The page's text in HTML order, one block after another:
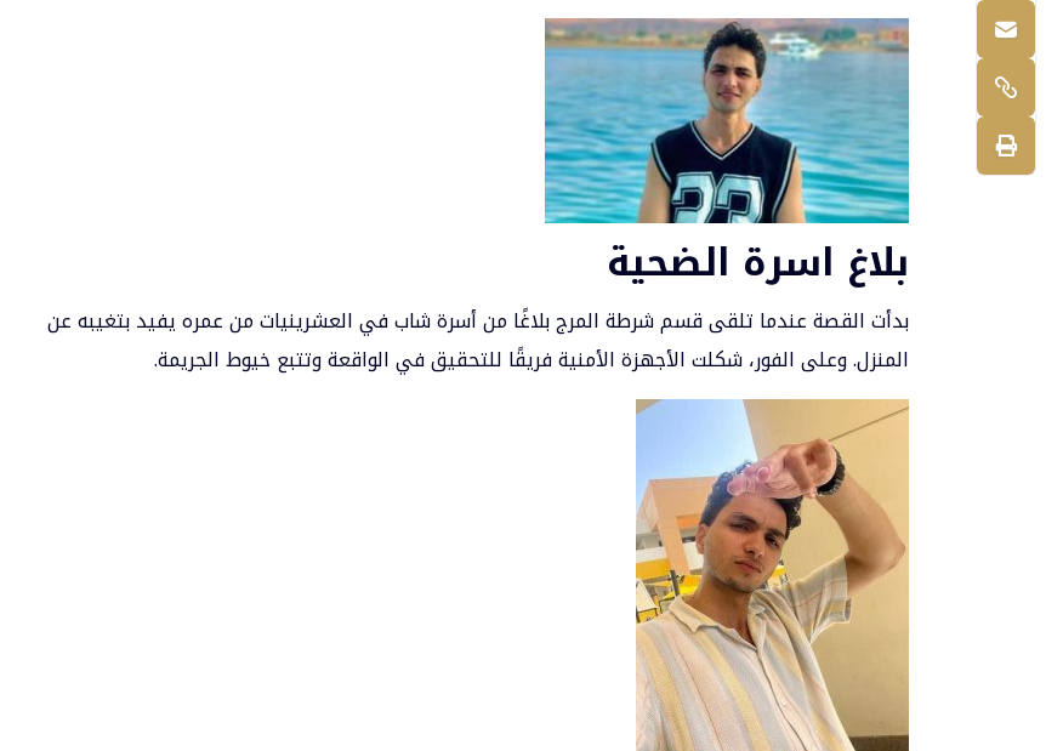
بلاغ اسرة الضحية
بدأت القصة عندما تلقى قسم شرطة المرج بلاغًا من أسرة شاب في العشرينيات من عمره يفيد بتغيبه عن
المنزل. وعلى الفور، شكلت الأجهزة الأمنية فريقًا للتحقيق في الواقعة وتتبع خيوط الجريمة.